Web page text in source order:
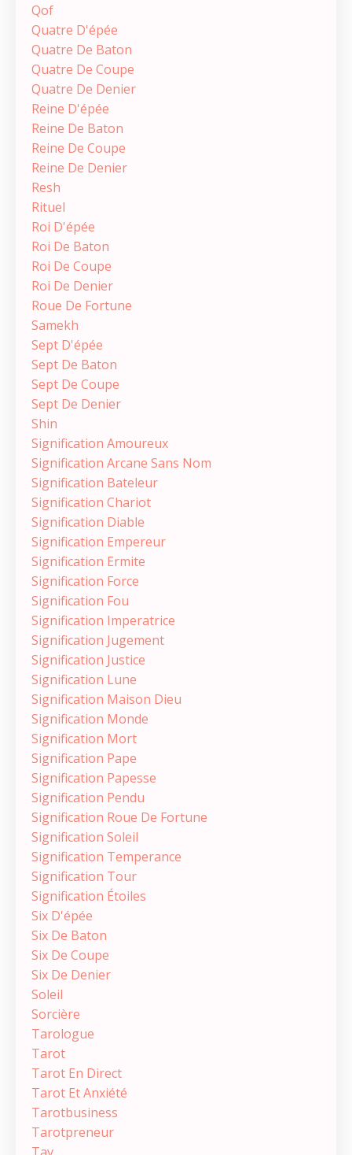
Qof
Quatre D'épée
Quatre De Baton
Quatre De Coupe
Quatre De Denier
Reine D'épée
Reine De Baton
Reine De Coupe
Reine De Denier
Resh
Rituel
Roi D'épée
Roi De Baton
Roi De Coupe
Roi De Denier
Roue De Fortune
Samekh
Sept D'épée
Sept De Baton
Sept De Coupe
Sept De Denier
Shin
Signification Amoureux
Signification Arcane Sans Nom
Signification Bateleur
Signification Chariot
Signification Diable
Signification Empereur
Signification Ermite
Signification Force
Signification Fou
Signification Imperatrice
Signification Jugement
Signification Justice
Signification Lune
Signification Maison Dieu
Signification Monde
Signification Mort
Signification Pape
Signification Papesse
Signification Pendu
Signification Roue De Fortune
Signification Soleil
Signification Temperance
Signification Tour
Signification Étoiles
Six D'épée
Six De Baton
Six De Coupe
Six De Denier
Soleil
Sorcière
Tarologue
Tarot
Tarot En Direct
Tarot Et Anxiété
Tarotbusiness
Tarotpreneur